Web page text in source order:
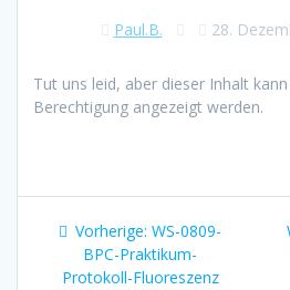
Paul.B. 28.
Tut uns leid, aber dieser Inhalt
Berechtigung angezeigt werden.
Vorherige: Vorheriger
Beitrag:
WS-0809-
BPC-Praktikum-
Protokoll-Fluoreszenz